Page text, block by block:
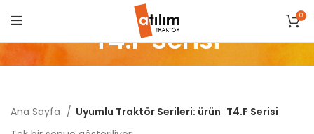
0
T4.F Serisi
Ana Sayfa Uyumlu Traktör Serileri: ürün T4.F Serisi